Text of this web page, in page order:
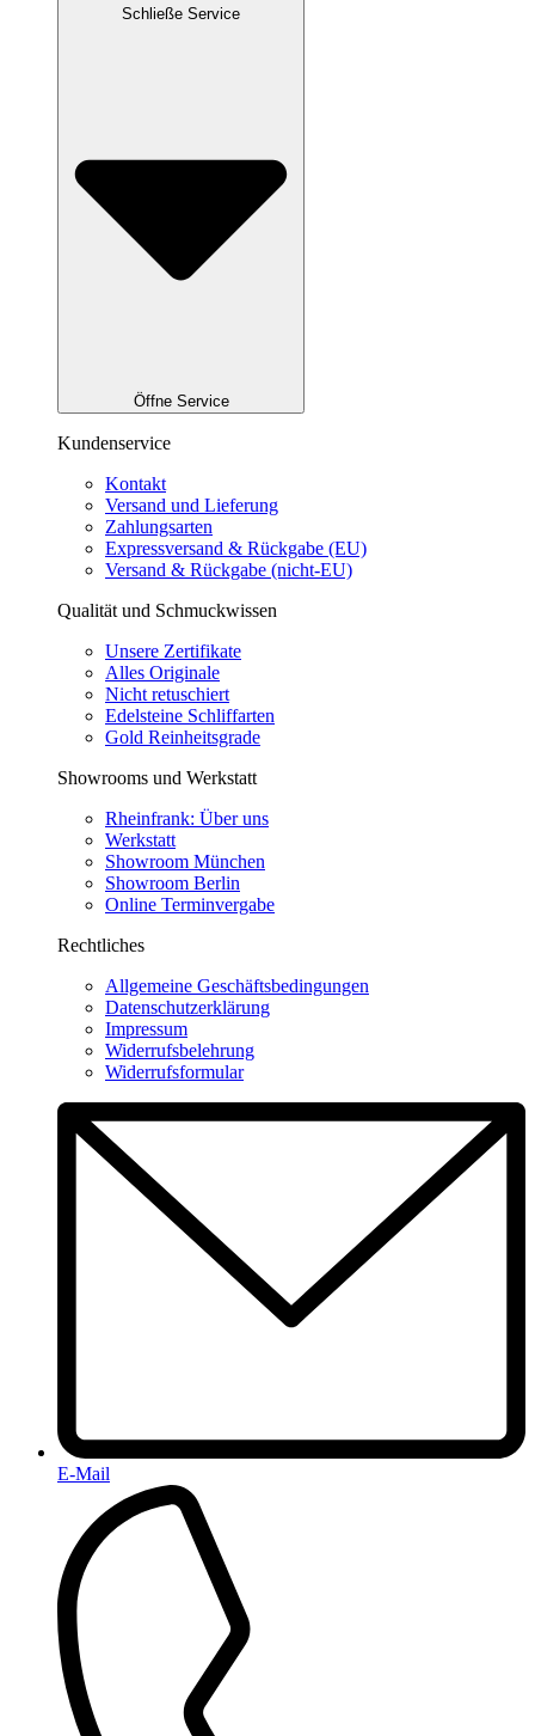
Schließe Service
Öffne Service
Kundenservice
Kontakt
Versand und Lieferung
Zahlungsarten
Expressversand & Rückgabe (EU)
Versand & Rückgabe (nicht-EU)
Qualität und Schmuckwissen
Unsere Zertifikate
Alles Originale
Nicht retuschiert
Edelsteine Schliffarten
Gold Reinheitsgrade
Showrooms und Werkstatt
Rheinfrank: Über uns
Werkstatt
Showroom München
Showroom Berlin
Online Terminvergabe
Rechtliches
Allgemeine Geschäftsbedingungen
Datenschutzerklärung
Impressum
Widerrufsbelehrung
Widerrufsformular
E-Mail